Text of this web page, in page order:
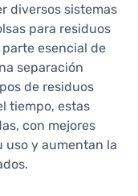
diversos sistemas
para residuos
esencial de
separación
de residuos
tiempo, estas
con mejores
uso y aumentan la